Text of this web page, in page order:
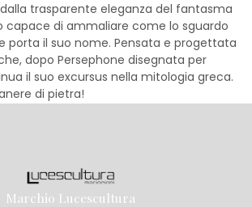
trasparente eleganza del fantasma
capace di ammaliare come lo sguardo
porta il suo nome. Pensata e progettata
dopo Persephone disegnata per
il suo excursus nella mitologia greca.
di pietra!
Marchio Lucescultura